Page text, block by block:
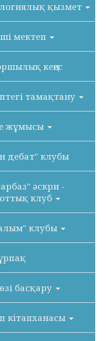
қызмет
мектеп
кеңес
тамақтану
жұмысы
дебат" клубы
әскри -
клуб
клубы
басқару
кітапханасы